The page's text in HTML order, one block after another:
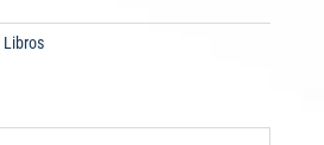
Libros